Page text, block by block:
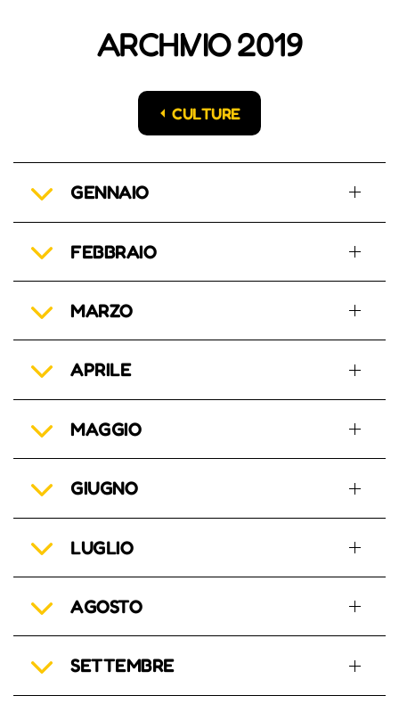
ARCHIVIO 2019
CULTURE
GENNAIO
FEBBRAIO
MARZO
APRILE
MAGGIO
GIUGNO
LUGLIO
AGOSTO
SETTEMBRE